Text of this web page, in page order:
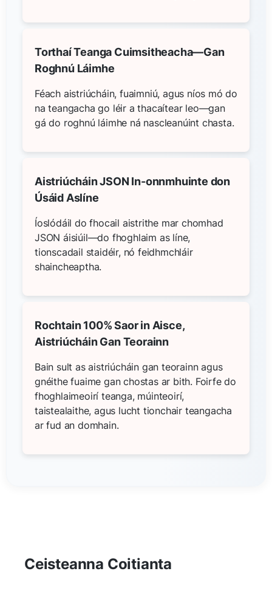
Torthaí Teanga Cuimsitheacha—Gan
Roghnú Láimhe
Féach aistriúcháin, fuaimniú, agus níos mó do
na teangacha go léir a thacaítear leo—gan
gá do roghnú láimhe ná nascleanúint chasta.
Aistriúcháin JSON In-onnmhuinte don
Úsáid Aslíne
Íoslódáil do fhocail aistrithe mar chomhad
JSON áisiúil—do fhoghlaim as líne,
tionscadail staidéir, nó feidhmchláir
shaincheaptha.
Rochtain 100% Saor in Aisce,
Aistriúcháin Gan Teorainn
Bain sult as aistriúcháin gan teorainn agus
gnéithe fuaime gan chostas ar bith. Foirfe do
fhoghlaimeoirí teanga, múinteoirí,
taistealaithe, agus lucht tionchair teangacha
ar fud an domhain.
Ceisteanna Coitianta